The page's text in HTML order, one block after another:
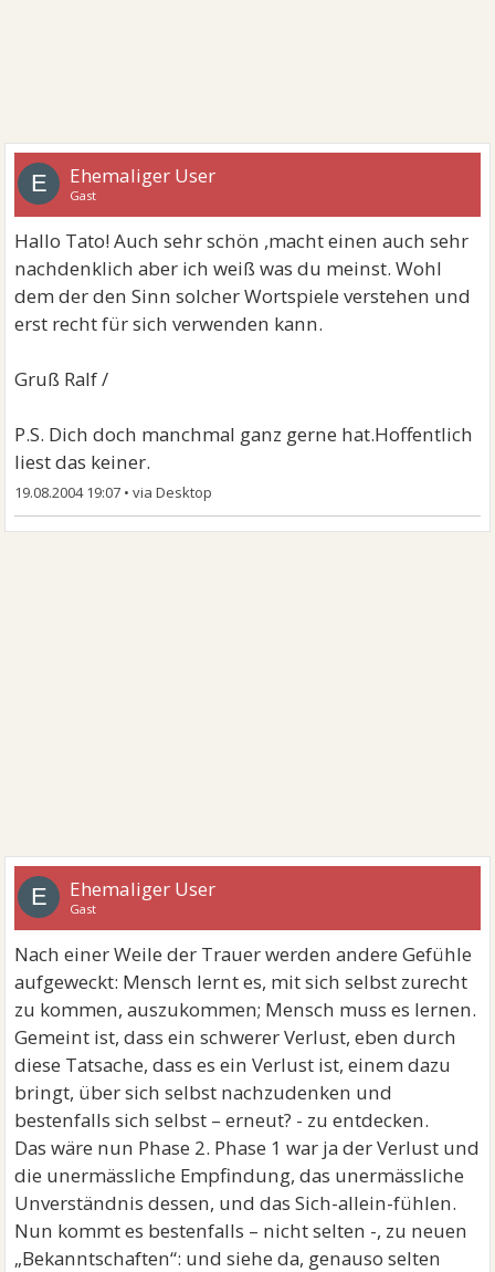
E Ehemaliger User
Gast
Hallo Tato! Auch sehr schön ,macht einen auch sehr
nachdenklich aber ich weiß was du meinst. Wohl
dem der den Sinn solcher Wortspiele verstehen und
erst recht für sich verwenden kann.
Gruß Ralf /
P.S. Dich doch manchmal ganz gerne hat.Hoffentlich
liest das keiner.
19.08.2004 19:07 •
E Ehemaliger User
Gast
Nach einer Weile der Trauer werden andere Gefühle
aufgeweckt: Mensch lernt es, mit sich selbst zurecht
zu kommen, auszukommen; Mensch muss es lernen.
Gemeint ist, dass ein schwerer Verlust, eben durch
diese Tatsache, dass es ein Verlust ist, einem dazu
bringt, über sich selbst nachzudenken und
bestenfalls sich selbst – erneut? - zu entdecken.
Das wäre nun Phase 2. Phase 1 war ja der Verlust und
die unermässliche Empfindung, das unermässliche
Unverständnis dessen, und das Sich-allein-fühlen.
Nun kommt es bestenfalls – nicht selten -, zu neuen
„Bekanntschaften“: und siehe da, genauso selten